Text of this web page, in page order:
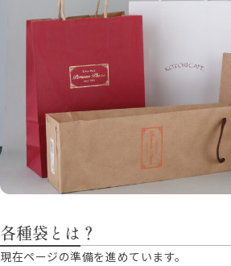
各種袋とは？
現在ページの準備を進めています。